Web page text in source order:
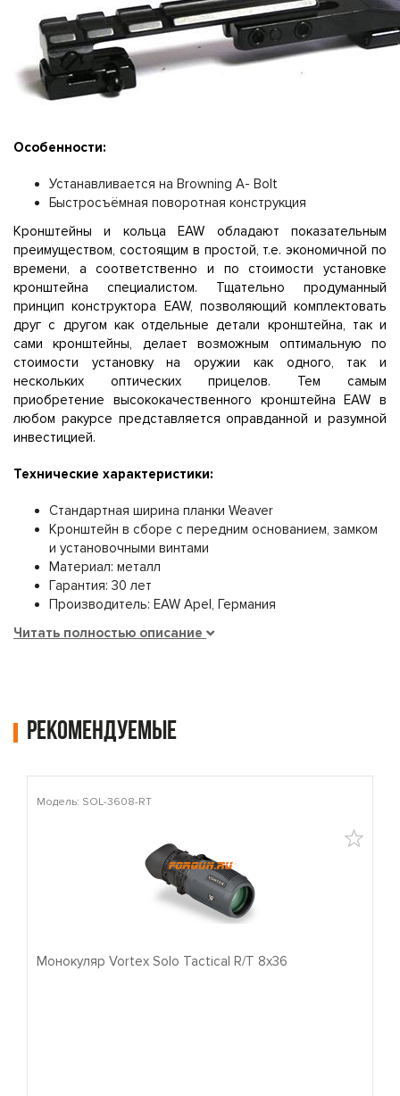
Особенности:
Устанавливается на Browning A- Bolt
Быстросъёмная поворотная конструкция
Кронштейны и кольца EAW обладают показательным
преимуществом, состоящим в простой, т.е. экономичной по
времени, а соответственно и по стоимости установке
кронштейна специалистом. Тщательно продуманный
принцип конструктора EAW, позволяющий комплектовать
друг с другом как отдельные детали кронштейна, так и
сами кронштейны, делает возможным оптимальную по
стоимости установку на оружии как одного, так и
нескольких оптических прицелов. Тем самым
приобретение высококачественного кронштейна EAW в
любом ракурсе представляется оправданной и разумной
инвестицией.
Технические характеристики:
Стандартная ширина планки Weaver
Кронштейн в сборе с передним основанием, замком
и установочными винтами
Материал: металл
Гарантия: 30 лет
Производитель: EAW Apel, Германия
Читать полностью описание
Рекомендуемые
Модель: SOL-3608-RT
Монокуляр Vortex Solo Tactical R/T 8x36